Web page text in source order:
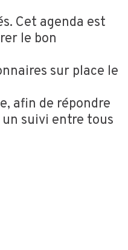
Cet agenda est
le bon
sur place le
afin de répondre
suivi entre tous